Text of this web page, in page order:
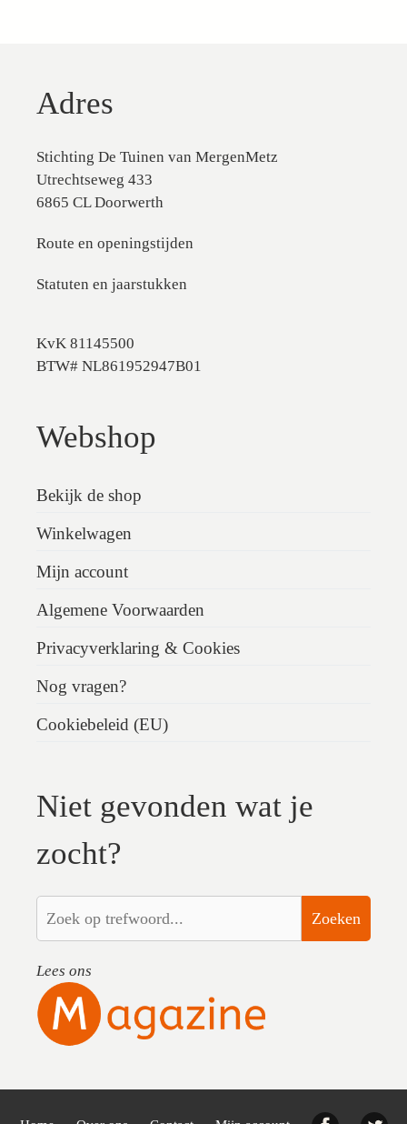
Adres
Stichting De Tuinen van MergenMetz
Utrechtseweg 433
6865 CL Doorwerth
Route en openingstijden
Statuten en jaarstukken
KvK 81145500
BTW# NL861952947B01
Webshop
Bekijk de shop
Winkelwagen
Mijn account
Algemene Voorwaarden
Privacyverklaring & Cookies
Nog vragen?
Cookiebeleid (EU)
Niet gevonden wat je
zocht?
Zoeken
Lees ons